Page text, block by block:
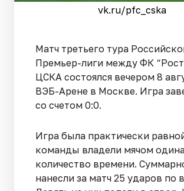
vk.ru/pfc_cska
Матч третьего тура
Премьер-лиги между ФК
ЦСКА состоялся вечером 8
ВЭБ-Арене в Москве. Игра
со счетом 0:0.
Игра была практически
команды владели мячом
количество времени.
нанесли за матч 25 ударов по